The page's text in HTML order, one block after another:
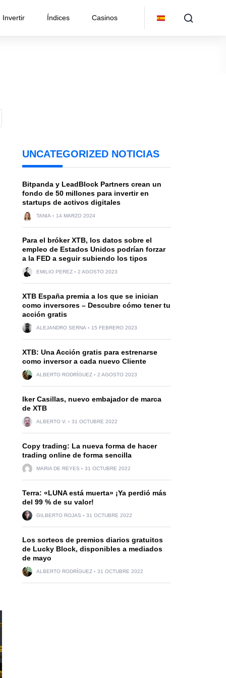
Invertir Índices Casinos
UNCATEGORIZED NOTICIAS
Bitpanda y LeadBlock Partners crean un
fondo de 50 millones para invertir en
startups de activos digitales
TANIA 14 MARZO 2024
Para el bróker XTB, los datos sobre el
empleo de Estados Unidos podrían forzar
a la FED a seguir subiendo los tipos
EMILIO PEREZ 2 AGOSTO 2023
XTB España premia a los que se inician
como inversores – Descubre cómo tener tu
acción gratis
ALEJANDRO SERNA 15 FEBRERO 2023
XTB: Una Acción gratis para estrenarse
como inversor a cada nuevo Cliente
ALBERTO RODRÍGUEZ 2 AGOSTO 2023
Iker Casillas, nuevo embajador de marca
de XTB
ALBERTO V. 31 OCTUBRE 2022
Copy trading: La nueva forma de hacer
trading online de forma sencilla
MARIA DE REYES 31 OCTUBRE 2022
Terra: «LUNA está muerta» ¡Ya perdió más
del 99 % de su valor!
GILBERTO ROJAS 31 OCTUBRE 2022
Los sorteos de premios diarios gratuitos
de Lucky Block, disponibles a mediados
de mayo
ALBERTO RODRÍGUEZ 31 OCTUBRE 2022